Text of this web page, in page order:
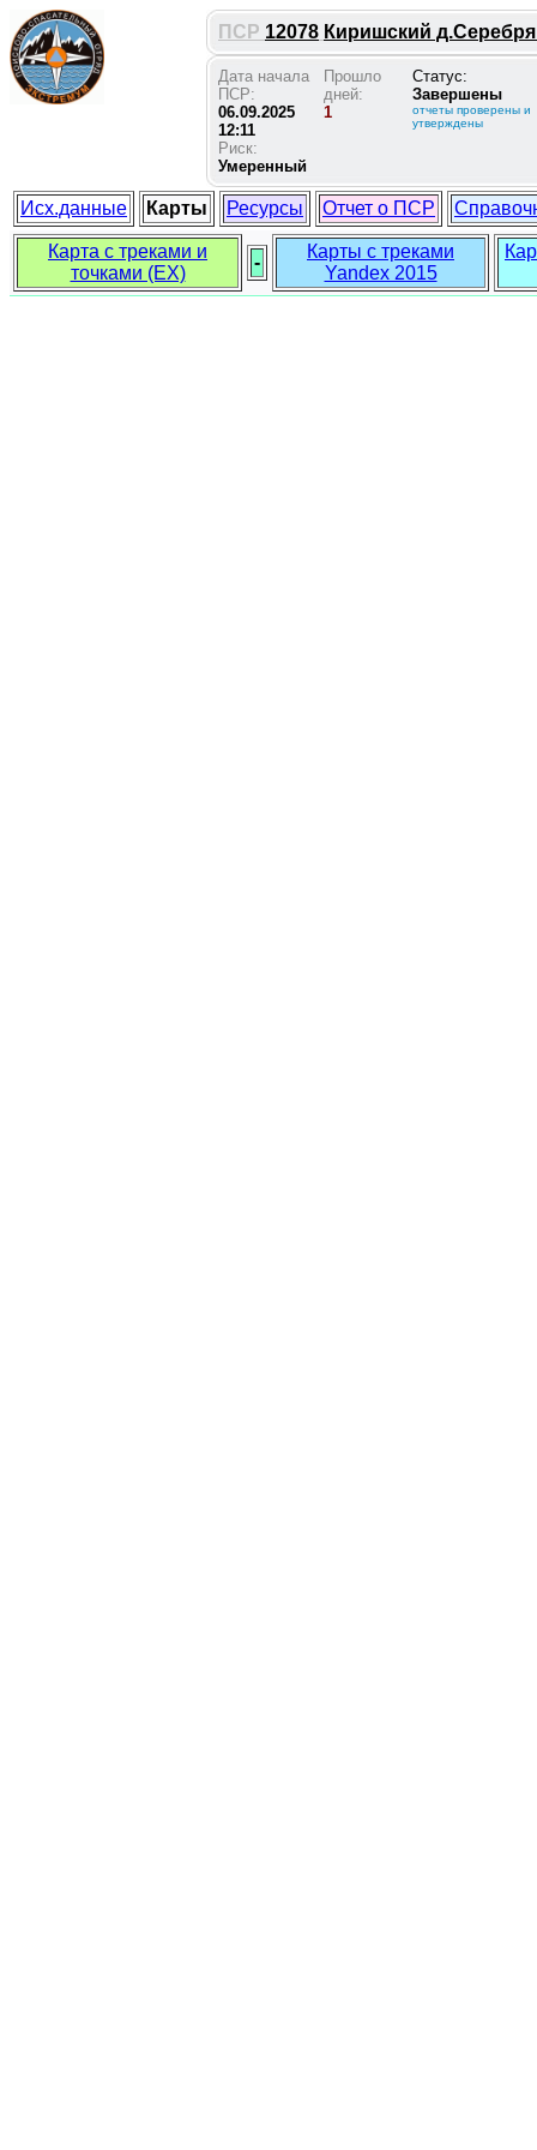
ПСР 12078 Киришский
Дата начала
ПСР:
06.09.2025
12:11
Риск:
Умеренный
Прошло
дней:
1
Статус:
Завершены
отчеты проверены и
утверждены
Исх.данные Карты Ресурсы Отчет о ПСР
Карта с треками и
точками (EX)
-
Карты с треками
Yandex 2015